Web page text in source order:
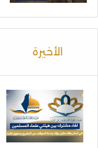
الأخيرة